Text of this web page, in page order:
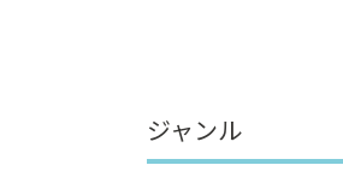
ジャンル